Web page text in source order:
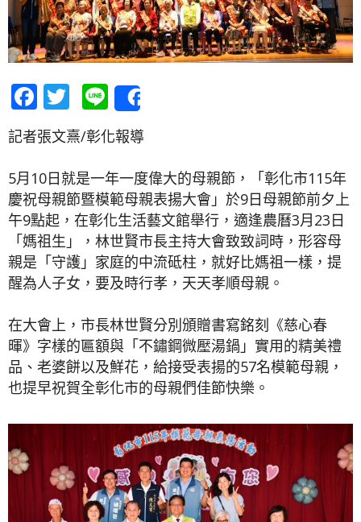
Facebook
Twitter
Line
記者張文熹/彰化報導
5月10日就是一年一度偉大的母親節，「彰化市115年
慶祝母親節暨模範母親表揚大會」於9日母親節前夕上
午9點起，在彰化生活藝文館舉行，適逢農曆3月23日
「媽祖生」，林世賢市長主持大會致致詞時，形容母
親是「守護」家庭的中流砥柱，就好比媽祖一樣，提
醒為人子女，要及時行孝，天天孝順母親。
在大會上，市長林世賢分別頒贈書寫銘刻《慈心春
暉》字樣的匾額與「不鏽鋼微壓湯鍋」實用的精美禮
品、老婆餅以及鮮花，給接受表揚的57名模範母親，
也提早祝賀全彰化市的母親們佳節快樂。